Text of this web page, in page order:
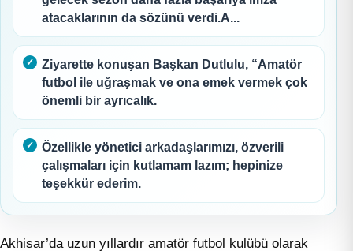
atacaklarının da sözünü verdi.A...
Ziyarette konuşan Başkan Dutlulu, “Amatör
futbol ile uğraşmak ve ona emek vermek çok
önemli bir ayrıcalık.
Özellikle yönetici arkadaşlarımızı, özverili
çalışmaları için kutlamam lazım; hepinize
teşekkür ederim.
Akhisar’da uzun yıllardır amatör futbol kulübü olarak